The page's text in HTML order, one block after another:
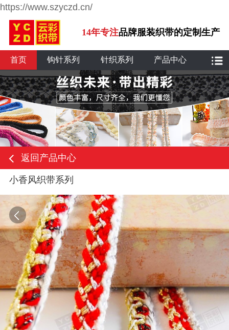
https://www.szyczd.cn/
14年专注品牌服装织带的定制生产
首页 钩针系列 针织系列 产品中心
返回产品中心
小香风织带系列